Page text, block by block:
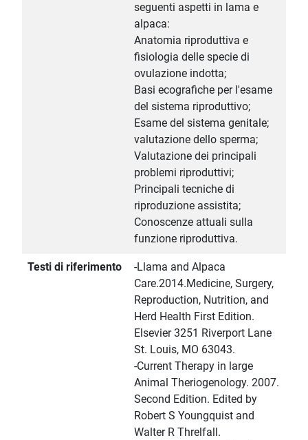
seguenti aspetti in lama e
alpaca:
Anatomia riproduttiva e
fisiologia delle specie di
ovulazione indotta;
Basi ecografiche per l'esame
del sistema riproduttivo;
Esame del sistema genitale;
valutazione dello sperma;
Valutazione dei principali
problemi riproduttivi;
Principali tecniche di
riproduzione assistita;
Conoscenze attuali sulla
funzione riproduttiva.
Testi di riferimento
-Llama and Alpaca
Care.2014.Medicine, Surgery,
Reproduction, Nutrition, and
Herd Health First Edition.
Elsevier 3251 Riverport Lane
St. Louis, MO 63043.
-Current Therapy in large
Animal Theriogenology. 2007.
Second Edition. Edited by
Robert S Youngquist and
Walter R Threlfall.